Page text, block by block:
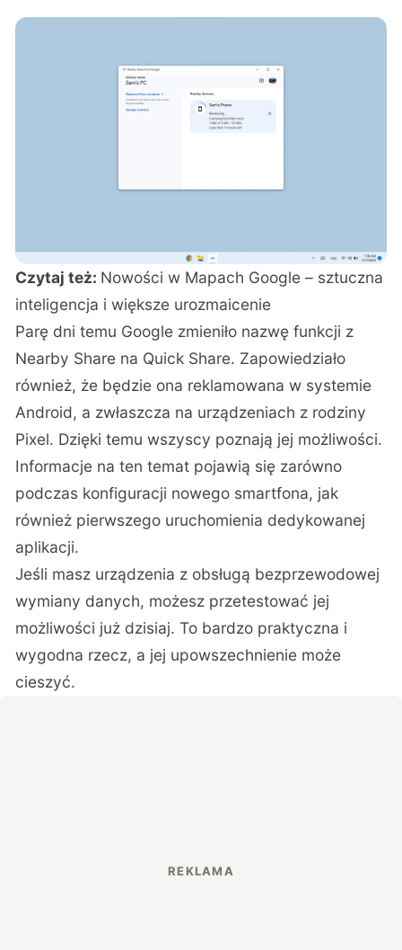
Czytaj też: Nowości w Mapach Google – sztuczna
inteligencja i większe urozmaicenie
Parę dni temu Google zmieniło nazwę funkcji z
Nearby Share na Quick Share. Zapowiedziało
również, że będzie ona reklamowana w systemie
Android, a zwłaszcza na urządzeniach z rodziny
Pixel. Dzięki temu wszyscy poznają jej możliwości.
Informacje na ten temat pojawią się zarówno
podczas konfiguracji nowego smartfona, jak
również pierwszego uruchomienia dedykowanej
aplikacji.
Jeśli masz urządzenia z obsługą bezprzewodowej
wymiany danych, możesz przetestować jej
możliwości już dzisiaj. To bardzo praktyczna i
wygodna rzecz, a jej upowszechnienie może
cieszyć.